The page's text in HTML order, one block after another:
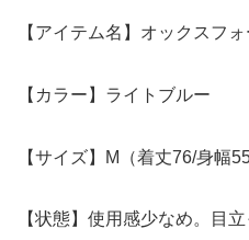
【アイテム名】オックスフ
【カラー】ライトブルー
【サイズ】M（着丈76/身幅
【状態】使用感少なめ。目